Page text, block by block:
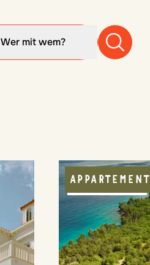
Wer mit wem?
APPARTEMENT
STRANDNAH